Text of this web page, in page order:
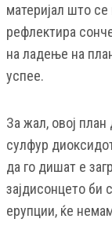
материјал што
рефлектира
на ладење на
успее.
За жал, овој
сулфур
да го дишат е
зајдисонцето би
ерупции, ќе